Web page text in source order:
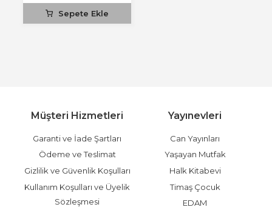
Sepete Ekle
Müşteri Hizmetleri
Garanti ve İade Şartları
Ödeme ve Teslimat
Gizlilik ve Güvenlik Koşulları
Kullanım Koşulları ve Üyelik
Sözleşmesi
Yayınevleri
Can Yayınları
Yaşayan Mutfak
Halk Kitabevi
Timaş Çocuk
EDAM